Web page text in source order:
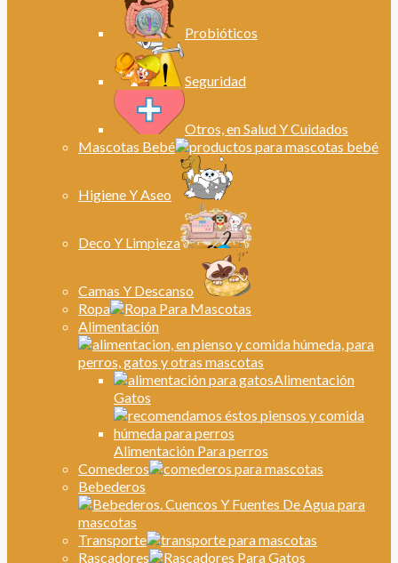
Probióticos
Seguridad
Otros, en Salud Y Cuidados
Mascotas Bebé
Higiene Y Aseo
Deco Y Limpieza
Camas Y Descanso
Ropa
Alimentación
Alimentación
Gatos
Alimentación Para perros
Comederos
Bebederos
Transporte
Rascadores